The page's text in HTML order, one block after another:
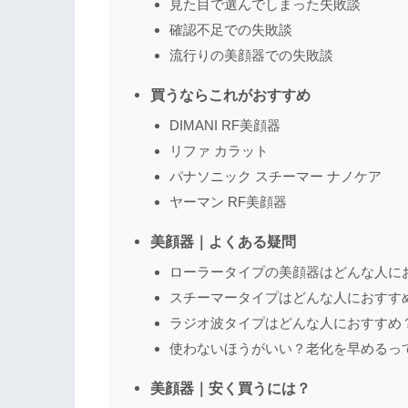
見た目で選んでしまった失敗談
確認不足での失敗談
流行りの美顔器での失敗談
買うならこれがおすすめ
DIMANI RF美顔器
リファ カラット
パナソニック スチーマー ナノケア
ヤーマン RF美顔器
美顔器｜よくある疑問
ローラータイプの美顔器はどんな人に
スチーマータイプはどんな人におすす
ラジオ波タイプはどんな人におすすめ
使わないほうがいい？老化を早めるっ
美顔器｜安く買うには？